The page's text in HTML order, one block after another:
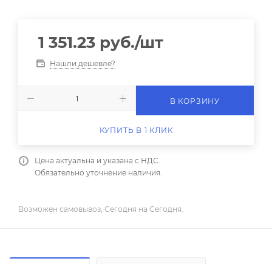
1 351.23 руб./шт
Нашли дешевле?
В КОРЗИНУ
КУПИТЬ В 1 КЛИК
Цена актуальна и указана с НДС.
Обязательно уточнение наличия.
Возможен самовывоз, Сегодня на Сегодня.